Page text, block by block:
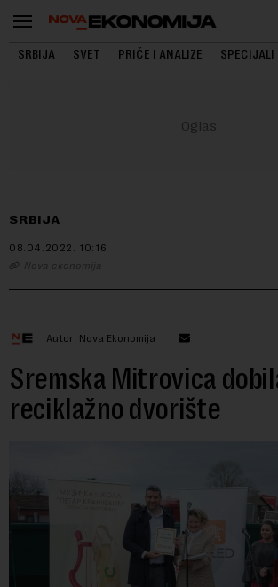
SRBIJA SVET PRIČE I ANALIZE SPECIJALI
SRBIJA
08.04.2022. 10:16
Nova ekonomija
Autor: Nova Ekonomija
Sremska Mitrovica
reciklažno dvorište